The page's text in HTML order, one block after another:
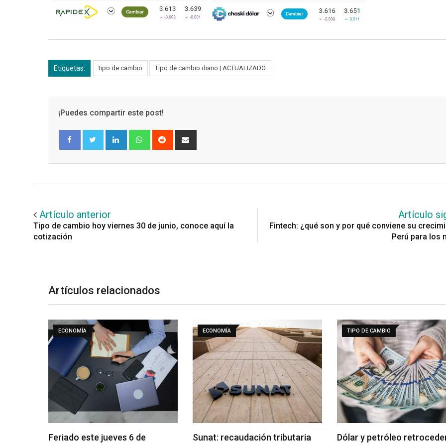
Etiquetas: tipo de cambio Tipo de cambio diario | ACTUALIZADO
¡Puedes compartir este post!
LinkedInWhatsapp
Reddit
via
Artículo anterior
Tipo de cambio hoy viernes 30 de junio, conoce aquí la
cotización
Artículo
Fintech: ¿qué son y por qué conviene su
Perú para los
Artículos relacionados
ECONOMÍA
Feriado este jueves 6 de
ECONOMÍA
Sunat: recaudación tributaria
TIPO DE CAMBIO
Dólar y petróleo